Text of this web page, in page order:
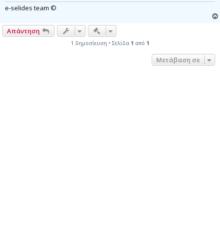
e-selides team ©
Απάντηση Γρήγορα εργαλεία συντονισμού
1 δημοσίευση • Σελίδα 1 από 1
Μετάβαση σε